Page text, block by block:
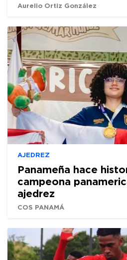
Aurelio Ortiz González
AJEDREZ
Panameña hace
campeona
ajedrez
COS PANAMÁ